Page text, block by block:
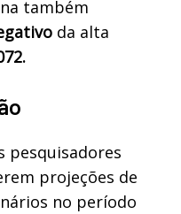
também
da alta
pesquisadores
projeções de
no período